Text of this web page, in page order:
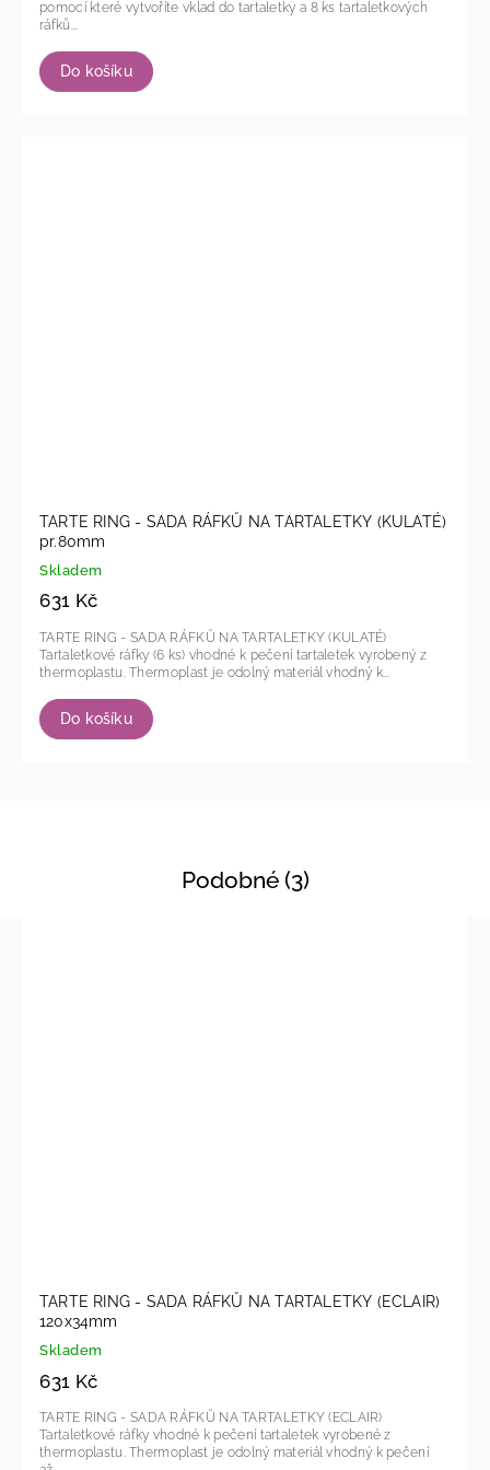
Do košíku
pomocí které vytvoříte vklad do tartaletky a 8 ks tartaletkových
ráfků...
TARTE RING - SADA RÁFKŮ NA TARTALETKY (KULATÉ)
pr.80mm
Skladem
631 Kč
Do košíku
TARTE RING - SADA RÁFKŮ NA TARTALETKY (KULATÉ)
Tartaletkové ráfky (6 ks) vhodné k pečení tartaletek vyrobený z
thermoplastu. Thermoplast je odolný materiál vhodný k...
Podobné (3)
TARTE RING - SADA RÁFKŮ NA TARTALETKY (ECLAIR)
120x34mm
Skladem
631 Kč
TARTE RING - SADA RÁFKŮ NA TARTALETKY (ECLAIR)
Tartaletkové ráfky vhodné k pečení tartaletek vyrobené z
thermoplastu. Thermoplast je odolný materiál vhodný k pečení